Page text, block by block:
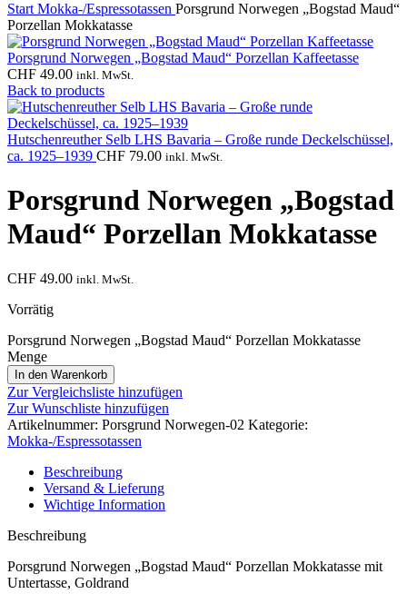
Start Mokka-/Espressotassen Porsgrund Norwegen „Bogstad Maud“
Porzellan Mokkatasse
Porsgrund Norwegen „Bogstad Maud“ Porzellan Kaffeetasse
CHF 49.00 inkl. MwSt.
Back to products
Hutschenreuther Selb LHS Bavaria – Große runde Deckelschüssel,
ca. 1925–1939 CHF 79.00 inkl. MwSt.
Porsgrund Norwegen „Bogstad
Maud“ Porzellan Mokkatasse
CHF 49.00 inkl. MwSt.
Vorrätig
Porsgrund Norwegen „Bogstad Maud“ Porzellan Mokkatasse
Menge
In den Warenkorb
Zur Vergleichsliste hinzufügen
Zur Wunschliste hinzufügen
Artikelnummer: Porsgrund Norwegen-02 Kategorie:
Mokka-/Espressotassen
Beschreibung
Versand & Lieferung
Wichtige Information
Beschreibung
Porsgrund Norwegen „Bogstad Maud“ Porzellan Mokkatasse mit
Untertasse, Goldrand